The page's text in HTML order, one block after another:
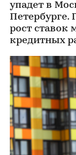
упадет в
Петербурге.
рост ставок
кредитных